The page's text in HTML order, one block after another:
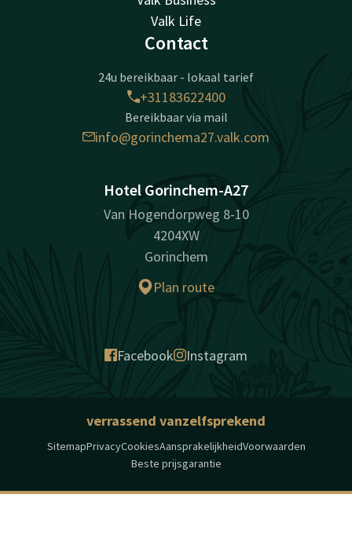
Valk Life
Contact
24u bereikbaar - lokaal tarief
+31183622400
Bereikbaar via mail
info@gorinchema27.valk.com
Hotel Gorinchem-A27
Van Hogendorpweg 8-10
4204XW
Gorinchem
Plan route
Facebook Instagram
verrassend vanzelfsprekend
SitemapPrivacyCookiesAansprakelijkheidVoorwaarden
Beste prijsgarantie